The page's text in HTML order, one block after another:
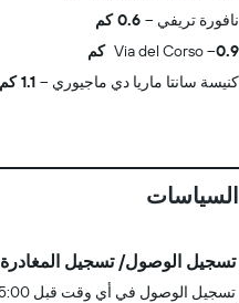
نافورة تريفي
0.6 كم
Via del Corso
0.9 كم
كنيسة سانتا ماريا دي ماجيوري
1.1 كم
السياسات
تسجيل الوصول/ تسجيل المغادرة